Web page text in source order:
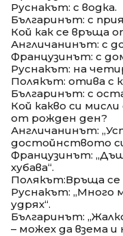
Руснакът: с водка.
Българинът: с
Кой как се връща
Англичанинът: с
Французинът: с
Руснакът: на
Полякът: отива с
Българинът: с
Кой какво си
от рожден ден?
Англичанинът:
достойнството
Французинът:
хубава“.
Полякът:Връща се
Руснакът: „Много
удрях“.
Българинът:
– можех да взема и